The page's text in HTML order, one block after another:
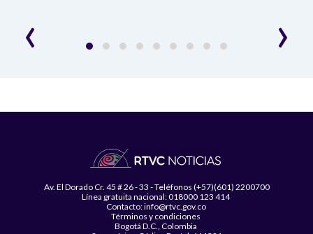
‹ ›
Av. El Dorado Cr. 45 # 26 - 33 - Teléfonos (+57)(601) 2200700
Línea gratuita nacional: 018000 123 414
Contacto: info@rtvc.gov.co
Términos y condiciones
Bogotá D.C., Colombia